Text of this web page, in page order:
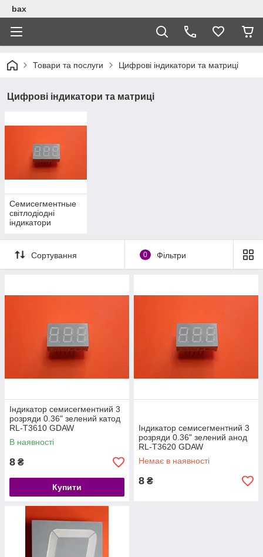
bax
Товари та послуги Цифрові індикатори та матриці
Цифрові індикатори та матриці
Семисегментные
світлодіодні
індикатори
Сортування 0 Фільтри
Індикатор семисегментний 3
розряди 0.36" зелений катод
RL-T3610 GDAW
В наявності
8 ₴
Купити
Індикатор семисегментний 3
розряди 0.36" зелений анод
RL-T3620 GDAW
Немає в наявності
8 ₴